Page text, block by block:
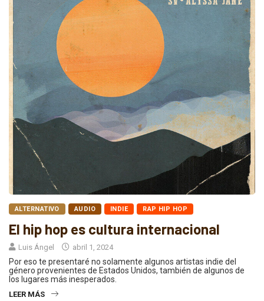
ALTERNATIVO AUDIO INDIE RAP HIP HOP
El hip hop es cultura internacional
Luis Ángel abril 1, 2024
Por eso te presentaré no solamente algunos artistas indie del
género provenientes de Estados Unidos, también de algunos de
los lugares más inesperados.
LEER MÁS